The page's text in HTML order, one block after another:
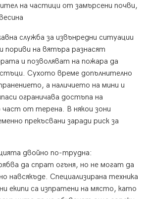
на частици от замърсени почви,
служба за извънредни ситуации
пориви на вятъра разнасят
и позволяват на пожара да
Сухото време допълнително
а наличието на мини и
ограничава достъпа на
от терена. В някои зони
прекъсвани заради риск за
двойно по-трудна:
да спрат огъня, но не могат да
навсякъде. Специализирана техника
екипи са изпратени на място, като